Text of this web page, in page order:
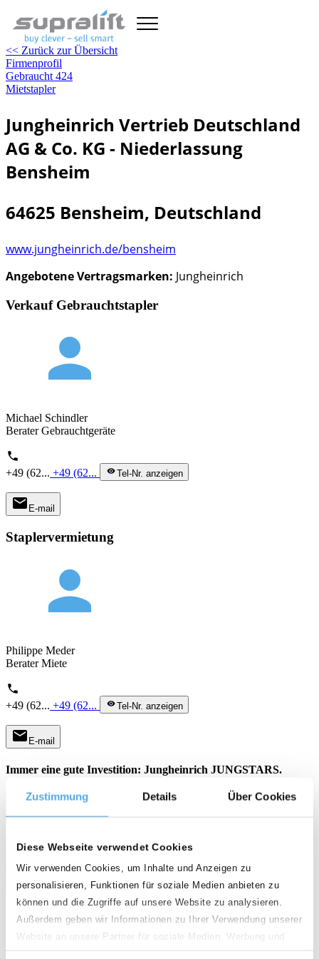
Zustimmung Details Über Cookies
Diese Webseite verwendet Cookies
Wir verwenden Cookies, um Inhalte und Anzeigen zu
personalisieren, Funktionen für soziale Medien anbieten zu
können und die Zugriffe auf unsere Website zu analysieren.
Außerdem geben wir Informationen zu Ihrer Verwendung unserer
Website an unsere Partner für soziale Medien, Werbung und
Analysen weiter. Unsere Partner führen diese Informationen
<< Zurück zur Übersicht
Firmenprofil
Gebraucht 424
Mietstapler
Jungheinrich Vertrieb Deutschland
AG & Co. KG - Niederlassung
Bensheim
64625 Bensheim, Deutschland
www.jungheinrich.de/bensheim
Angebotene Vertragsmarken: Jungheinrich
Verkauf Gebrauchtstapler
person
Michael Schindler
Berater Gebrauchtgeräte
phone
+49 (62... +49 (62... visibilityTel-Nr. anzeigen
mail E-mail
Staplervermietung
person
Philippe Meder
Berater Miete
phone
+49 (62... +49 (62... visibilityTel-Nr. anzeigen
mail E-mail
Immer eine gute Investition: Jungheinrich JUNGSTARS.
Jungheinrich ist einer der weltweit größten Anbieter von
Lagertechnik und Intralogistiklösungen. Auch bei der industriellen
Aufarbeitung unserer JUNGSTARS legen wir größten Wert auf
Premiumqualität und Nachhaltigkeit.